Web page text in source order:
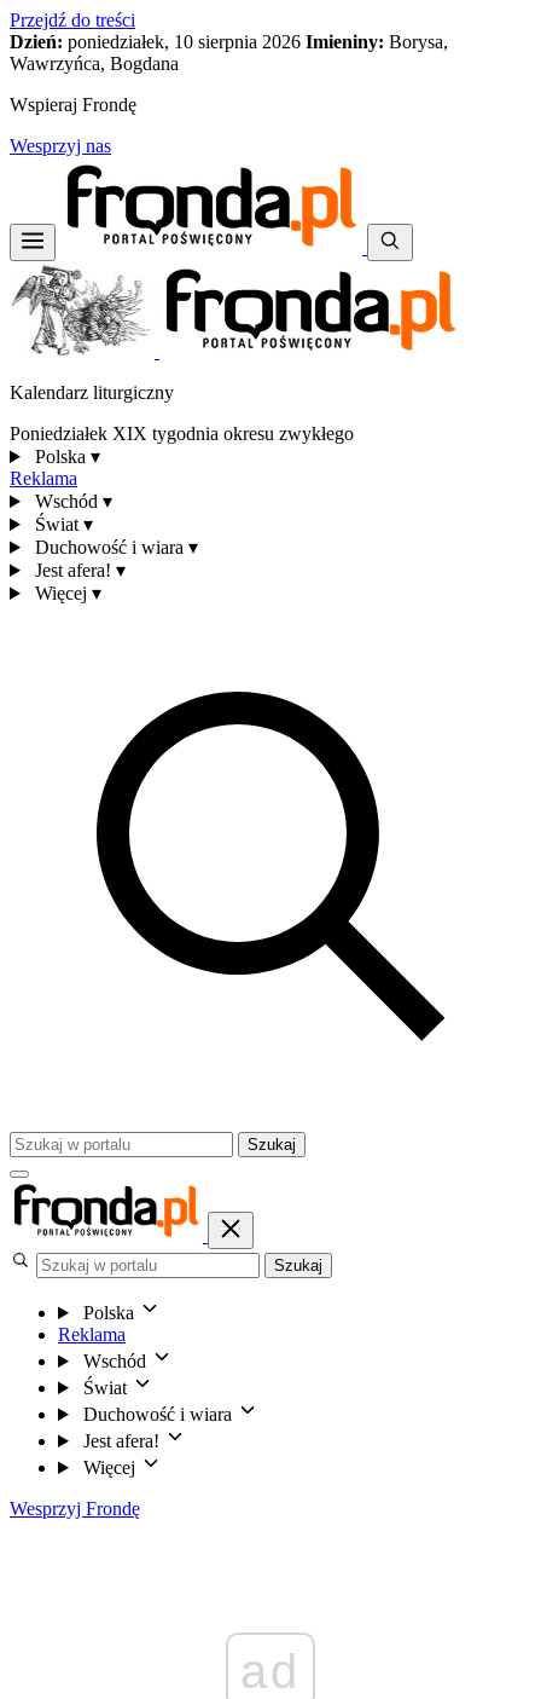
Przejdź do treści
Dzień: poniedziałek, 10 sierpnia 2026 Imieniny: Borysa,
Wawrzyńca, Bogdana
Wspieraj Frondę
Wesprzyj nas
Kalendarz liturgiczny
Poniedziałek XIX tygodnia okresu zwykłego
Polska ▾
Reklama
Wschód ▾
Świat ▾
Duchowość i wiara ▾
Jest afera! ▾
Więcej ▾
Szukaj
Szukaj
Polska
Reklama
Wschód
Świat
Duchowość i wiara
Jest afera!
Więcej
Wesprzyj Frondę
ad